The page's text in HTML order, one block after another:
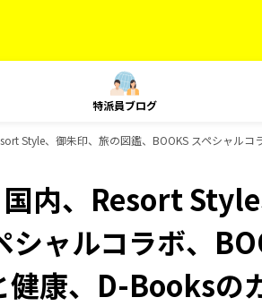
特派員ブログ
Style、御朱印、旅の図鑑、BOOKS スペシャル
内、Resort Style
シャルコラボ、
健康、D-Booksの